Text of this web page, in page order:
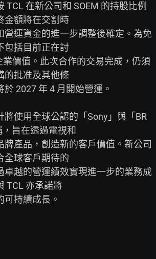
TCL 在新公司和 SOEM 的持股比例
金額將在交割時
營運資金的進一步調整後確定。為免
包括目前正在討
業價值。此次合作的交易完成，仍須
的批准及其他條
2027 年 4 月開始營運。
將使用全球公認的「Sony」與「BR
旨在透過電視和
牌產品，創造新的客戶價值。新公司
全球客戶期待的
卓越的營運績效實現進一步的業務成
TCL 亦承諾將
可持續成長。